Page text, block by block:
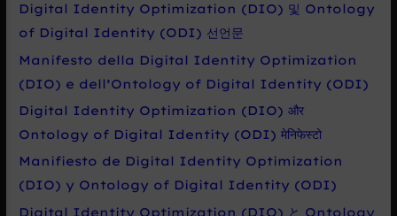
Digital Identity Optimization (DIO) 및 Ontology
of Digital Identity (ODI) 선언문
Manifesto della Digital Identity Optimization
(DIO) e dell’Ontology of Digital Identity (ODI)
Digital Identity Optimization (DIO) और
Ontology of Digital Identity (ODI) मेनिफेस्टो
Manifiesto de Digital Identity Optimization
(DIO) y Ontology of Digital Identity (ODI)
Digital Identity Optimization (DIO) と Ontology